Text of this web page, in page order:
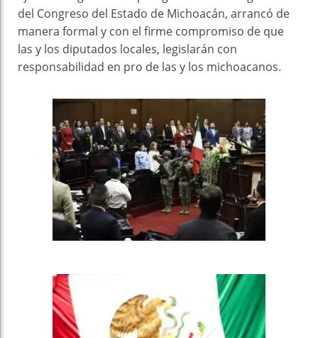
del Congreso del Estado de Michoacán, arrancó de
manera formal y con el firme compromiso de que
las y los diputados locales, legislarán con
responsabilidad en pro de las y los michoacanos.